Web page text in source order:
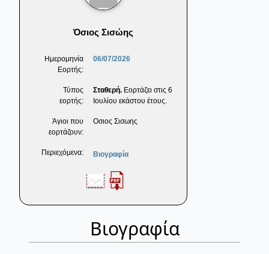
Όσιος Σισώης
Ημερομηνία
Εορτής:
06/07/2026
Τύπος
εορτής:
Σταθερή. Εορτάζει στις 6
Ιουλίου εκάστου έτους.
Άγιοι που
εορτάζουν:
Οσιος Σισωης
Περιεχόμενα: Βιογραφία
Βιογραφία